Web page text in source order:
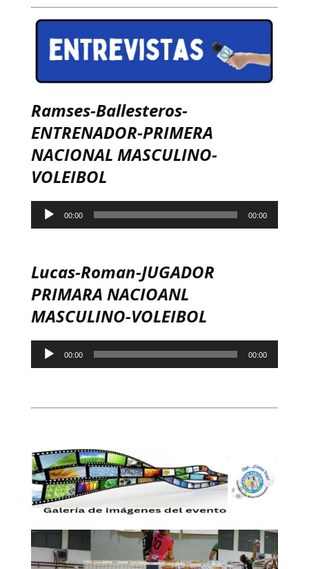
Ramses-Ballesteros-
ENTRENADOR-PRIMERA
NACIONAL MASCULINO-
VOLEIBOL
Reproductor
de
00:00 00:00
Lucas-Roman-JUGADOR
PRIMARA NACIOANL
MASCULINO-VOLEIBOL
Reproductor
de
00:00 00:00